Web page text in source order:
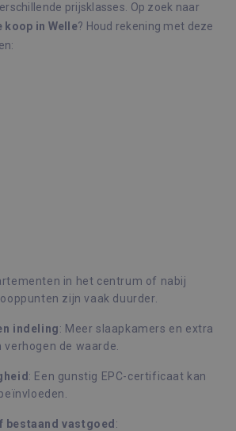
prijsklasses. Op zoek naar
koop in Welle? Houd rekening met deze
in het centrum of nabij
zijn vaak duurder.
indeling: Meer slaapkamers en extra
de waarde.
: Een gunstig EPC-certificaat kan
bestaand vastgoed :